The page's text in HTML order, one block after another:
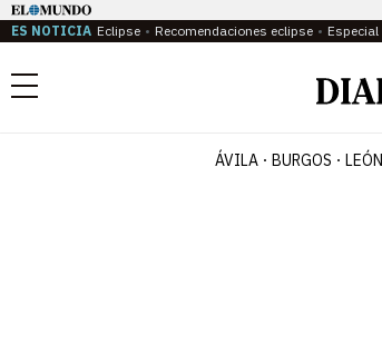
ES NOTICIA Eclipse Recomendaciones eclipse Especial
Menú
ÁVILA BURGOS LEÓN